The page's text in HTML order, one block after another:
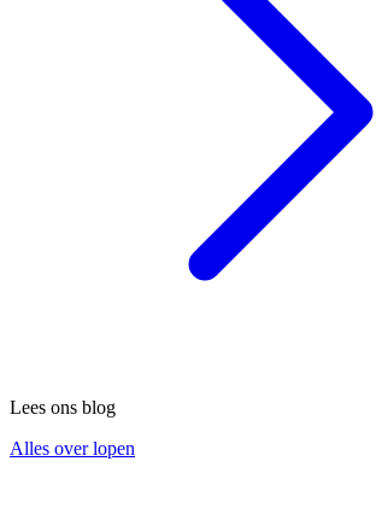
Lees ons blog
Alles over lopen